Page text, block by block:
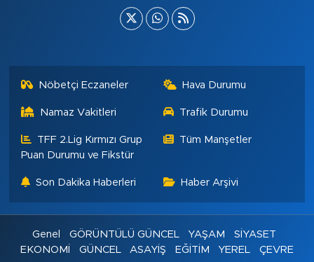
Nöbetçi Eczaneler Hava Durumu
Namaz Vakitleri Trafik Durumu
TFF 2.Lig Kırmızı Grup
Puan Durumu ve Fikstür
Tüm Manşetler
Son Dakika Haberleri Haber Arşivi
Genel GÖRÜNTÜLÜ GÜNCEL YAŞAM
SİYASET
EKONOMİ
GÜNCEL ASAYİŞ EĞİTİM YEREL ÇEVRE